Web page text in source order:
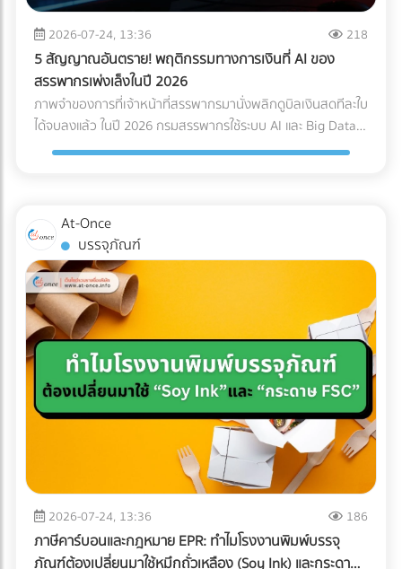
(ระบบบริหารคุณภาพสำหรับเครื่องมือแพทย์) หรือ GDP (Good
Distribution Practice) เพื่อการันตีความมืออาชีพ ระบบติดตาม
แบบ Real-Time (IoT Tracking): ในยุคนี้ การเช็กแค่ว่า "ของถึง
ไหนแล้ว" ไม่พออีกต่อไป ต้องมีเซนเซอร์ IoT ติดไว้กับกล่องสินค้า
เพื่อวัดค่า G-Force (แรงกระแทก), อุณหภูมิ และความเอียง (Tilt)
ตลอดการเดินทาง ซึ่งข้อมูลเหล่านี้สามารถใช้เป็นหลักฐานยืนยัน
ความสมบูรณ์ของสินค้าเมื่อส่งมอบได้ สรุปความคุ้มค่า (ROI):
ย่อมมีราคาสูงกว่าขนส่งทั่วไปประมาณ 20-30% แต่ในมุมมอง
ของการบริหารความเสี่ยง (Risk Management) การลงทุนตรง
นี้ "คุ้มค่ามหาศาล" เมื่อเทียบกับสิ่งที่คุณต้องเสียหากเกิดข้อผิด
พลาด เช่น ค่าซ่อมแซมอะไหล่หลักแสน, ค่าเสียโอกาสจากการ
เลื่อนวันเปิดคลินิก, ค่าปรับจากโรงพยาบาล หรือแม้แต่การถูก
บริษัทประกันปฏิเสธความคุ้มครองเพราะใช้ระบบขนส่งที่ไม่ได้
มาตรฐาน การเลือกใช้บริการขนส่งเฉพาะทางจึงเปรียบเสมือน
การซื้อ "ความสบายใจ" และ "ความมั่นคง" ให้กับธุรกิจของคุณ
ครับ ???? อุปกรณ์การแพทย์ของคุณมีมูลค่าสูงเกินกว่าจะฝากไว้
กับใครก็ได้ การหาบริษัท Logistics (3PL) ที่มีรถขนส่งแบบ Air-
Ride Suspension พร้อมทีมงานที่ผ่านการอบรมมาตรฐาน
White Glove Service ไม่ใช่เรื่องง่ายและต้องใช้เวลาในการตรวจ
สอบประวัติอย่างละเอียด ลดความเสี่ยงและประหยัดเวลาของฝ่าย
จัดซื้อ ด้วยการค้นหาและเปรียบเทียบบริษัทขนส่งเฉพาะทาง
สำหรับเครื่องมือแพทย์ (Healthcare Logistics) ที่ได้มาตรฐาน
สากล ได้ฟรีที่ At-once แพลตฟอร์มรวบรวมธุรกิจ B2B ชั้นนำ
ของประเทศไทย
Page เฉพาะกิจ (Dedicated Landing Page) อย่าส่งลูกค้ากลุ่ม
นี้ไปที่หน้า Home ของเว็บไซต์โรงแรมทั่วไป ให้สร้างหน้า Landing
Page แยกออกมาต่างหากเพื่อขายแพ็กเกจ Long-stay โดย
เฉพาะ หน้านี้ต้องโชว์ภาพห้องทำงานที่สว่าง มีปลั๊กไฟเพียงพอ
และระบุความเร็วอินเทอร์เน็ตอย่างชัดเจน พร้อมปุ่ม Call-to-
Action ที่กระตุ้นให้เกิดการจองตรง (Direct Booking) ทันที 2.
จัดแพ็กเกจ "Ready to Work" เพื่ออัปราคา (Upselling) แทนที่
จะลดราคาห้องพักเพื่อแข่งกับอพาร์ตเมนต์ ให้คุณเพิ่มมูลค่า
อุปกรณ์เหล่านี้เพียงหลักพัน สามารถนำมาตั้งเป็นแพ็กเกจ "Pro
Nomad" ที่ชาร์จราคาเพิ่มได้เดือนละหลายพันบาท แถมยังเป็น
สเปกที่ดึงดูดใจชาว Remote Worker ขั้นสุด 3. ยิงโฆษณาแบบ
เจาะจงเป้าหมาย (Precision Targeting Ads) เลิกหว่านโฆษณา
กว้างๆ แล้วหันมาใช้กลยุทธ์ยิงแอด (Digital Ads) เจาะกลุ่มคน
ต่างชาติที่ทำงานออนไลน์ เช่น ค้นหาผู้ที่สนใจ "Work from
Thailand", "Digital Nomad Visa Thailand" หรือทำ
Retargeting ไปยังกลุ่มที่เคยเข้ามาดูเว็บไซต์ของคุณแต่ยังไม่
ตัดสินใจจอง อย่าปล่อยให้โอกาสหลุดลอยไป... ให้ At-once ช่วย
คุณหาทีมที่ใช่! การปรับเปลี่ยนโครงสร้างราคา สร้าง Landing
Page ที่มี Conversion Rate สูง และการยิงโฆษณาเจาะตลาด
ต่างชาติ ต้องอาศัยความเชี่ยวชาญเฉพาะทาง หากทีม In-house
ของโรงแรมคุณมีงานล้นมืออยู่แล้ว การใช้บริการ Outsource คือ
ทางออกที่รวดเร็วและคุ้มค่าที่สุด อย่าปล่อยให้ห้องพักต้องว่าง
เปล่าในช่วง Low Season! ยกระดับการตลาดโรงแรมของคุณวัน
นี้ เข้ามาค้นหาพาร์ทเนอร์ที่เชี่ยวชาญบน At-once แพลตฟอร์ม
2026-07-24, 13:36 218
5 สัญญาณอันตราย! พฤติกรรมทางการเงินที่ AI ของ
สรรพากรเพ่งเล็งในปี 2026
ภาพจำของการที่เจ้าหน้าที่สรรพากรมานั่งพลิกดูบิลเงินสดทีละใบ
ได้จบลงแล้ว ในปี 2026 กรมสรรพากรใช้ระบบ AI และ Big Data
ในการเชื่อมโยงข้อมูลทางการเงินของธุรกิจแบบเรียลไทม์ (Real-
ทางการเงินแบบนี้อยู่ นี่คือ 5 สัญญาณอันตรายที่ AI ของ
สรรพากรจะจัดว่าบริษัทคุณเป็น "กลุ่มเสี่ยงสูง (High Risk)"
ทันที: 1. ข้อมูล e-Tax ไม่ตรงกับ Statement ธนาคาร AI
สามารถดึงข้อมูลความเคลื่อนไหวของบัญชีธนาคาร (ที่เข้าเกณฑ์
รายงาน) มาจับคู่กับรายได้ที่คุณสำแดงผ่านระบบ e-Tax Invoice
และ e-Withholding Tax หากมีเงินโอนเข้าบัญชีบริษัทจำนวนมาก
แต่ยอดขายที่แจ้งเสียภาษีกลับต่ำเตี้ยเรี่ยดิน ระบบจะตีธงแดงทันที
2. ขาดทุนสะสมติดต่อกัน... แต่เจ้าของรวยขึ้น บริษัทแจ้งงบการ
เงินว่า "ขาดทุน" หรือ "กำไรน้อยมาก" ต่อเนื่อง 3-5 ปี แต่
กรรมการบริษัทกลับมีการซื้อทรัพย์สินขนาดใหญ่ เช่น รถสปอร์ต
อสังหาริมทรัพย์ หรือมีการโอนเงินออกไปยังบัญชีส่วนตัวบ่อย
ครั้ง AI จะประเมินว่านี่คือการโยกเงินบริษัท (Siphoning) หรือการ
ปกปิดรายได้ 3. สินค้าคงเหลือ (Inventory) ในงบ ไม่สอดคล้อง
กับความเป็นจริง นี่คือจุดตายของธุรกิจซื้อมาขายไป หากยอด
ขายของคุณน้อย แต่การสั่งซื้อวัตถุดิบหรือนำเข้าสินค้ามีปริมาณ
มหาศาลจน "สต็อกบวม" ผิดปกติ สรรพากรจะตั้งข้อสงสัยว่า
At-Once
บรรจุภัณฑ์
2026-07-24, 13:36 186
ภาษีคาร์บอนและกฎหมาย EPR: ทำไมโรงงานพิมพ์บรรจุ
ภัณฑ์ต้องเปลี่ยนมาใช้หมึกถั่วเหลือง (Soy Ink) และกระดาษ